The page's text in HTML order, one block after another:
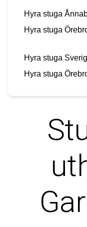
Hyra stuga
Hyra stuga
Hyra stuga
Hyra stuga